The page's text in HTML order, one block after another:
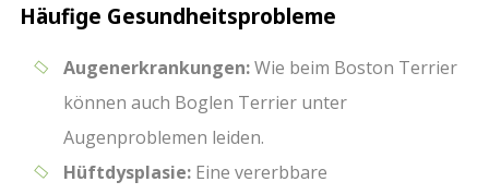
Häufige Gesundheitsprobleme
Augenerkrankungen:Wie beim Boston Terrier
können auch Boglen Terrier unter
Augenproblemen leiden.
Hüftdysplasie: Eine vererbbare